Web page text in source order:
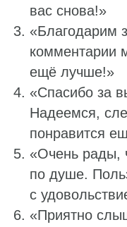
вас снова!»
«Благодарим
комментарии
ещё лучше!»
«Спасибо за
Надеемся,
понравится
«Очень рады,
по душе.
с
«Приятно